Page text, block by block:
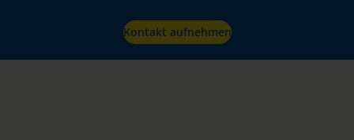
Kontakt aufnehmen